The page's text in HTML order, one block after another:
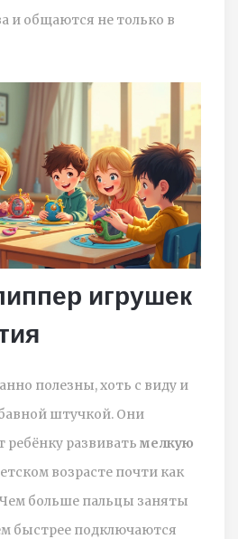
и общаются не только в
игрушек
полезны, хоть с виду и
штучкой. Они
ребёнку развивать мелкую
возрасте почти как
Чем больше пальцы заняты
быстрее подключаются